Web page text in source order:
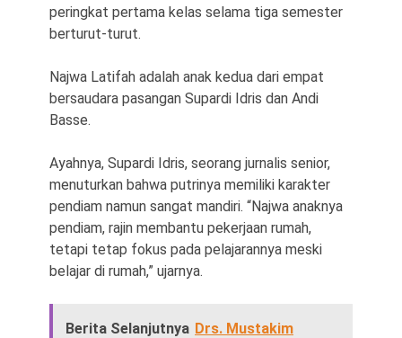
peringkat pertama kelas selama tiga semester
berturut-turut.
Najwa Latifah adalah anak kedua dari empat
bersaudara pasangan Supardi Idris dan Andi
Basse.
Ayahnya, Supardi Idris, seorang jurnalis senior,
menuturkan bahwa putrinya memiliki karakter
pendiam namun sangat mandiri. “Najwa anaknya
pendiam, rajin membantu pekerjaan rumah,
tetapi tetap fokus pada pelajarannya meski
belajar di rumah,” ujarnya.
Berita Selanjutnya Drs. Mustakim